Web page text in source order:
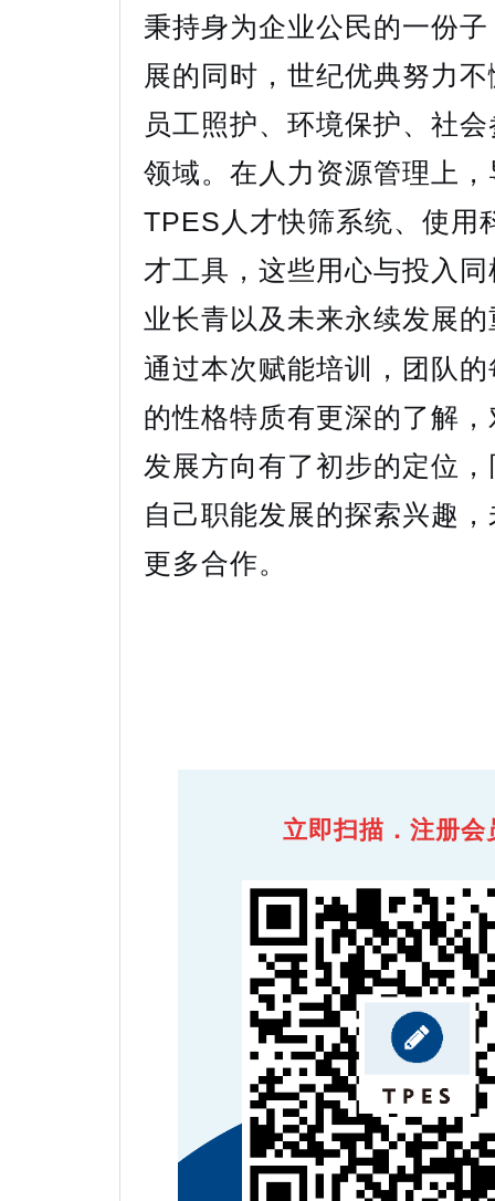
秉持身为企业公民的一份
展的同时，世纪优典努力
员工照护、环境保护、社
领域。在人力资源管理上
TPES人才快筛系统、使用
才工具，这些用心与投入
业长青以及未来永续发展
通过本次赋能培训，团队
的性格特质有更深的了解
发展方向有了初步的定位
自己职能发展的探索兴趣
更多合作。
立即扫描．注册会